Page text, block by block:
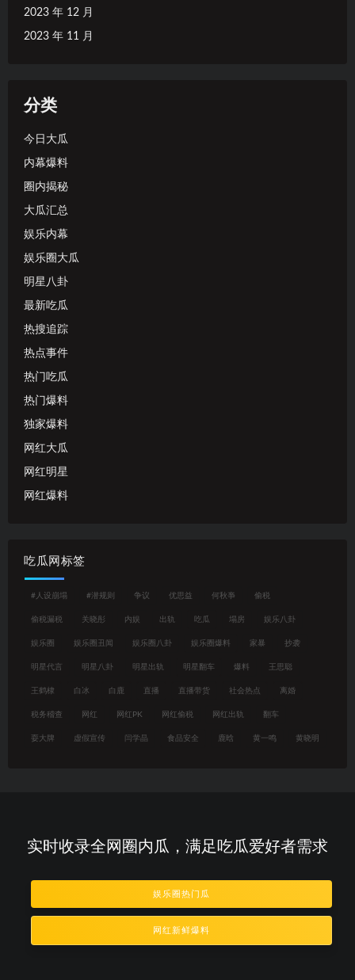
2023 年 12 月
2023 年 11 月
分类
今日大瓜
内幕爆料
圈内揭秘
大瓜汇总
娱乐内幕
娱乐圈大瓜
明星八卦
最新吃瓜
热搜追踪
热点事件
热门吃瓜
热门爆料
独家爆料
网红大瓜
网红明星
网红爆料
吃瓜网标签
#人设崩塌 #潜规则 争议 优思益 何秋亊 偷税
偷税漏税 关晓彤 内娱 出轨 吃瓜 塌房 娱乐八卦
娱乐圈 娱乐圈丑闻 娱乐圈八卦 娱乐圈爆料 家暴 抄袭
明星代言 明星八卦 明星出轨 明星翻车 爆料 王思聪
王鹤棣 白冰 白鹿 直播 直播带货 社会热点 离婚
税务稽查 网红 网红PK 网红偷税 网红出轨 翻车
耍大牌 虚假宣传 闫学晶 食品安全 鹿晗 黄一鸣 黄晓明
实时收录全网圈内瓜，满足吃瓜爱好者需求
娱乐圈热门瓜
网红新鲜爆料